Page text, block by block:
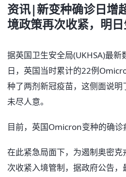
资讯|新变种确诊日增
境政策再次收紧，明日
据英国卫生安全局(UKHSA)最
日，英国当时累计的22例
种了两剂新冠疫苗，这侧面说明
未尽人意。
目前，英国Omicron变种的确诊
在此紧急局面下，为遏制奥密
次收紧入境管制，据政府公告，